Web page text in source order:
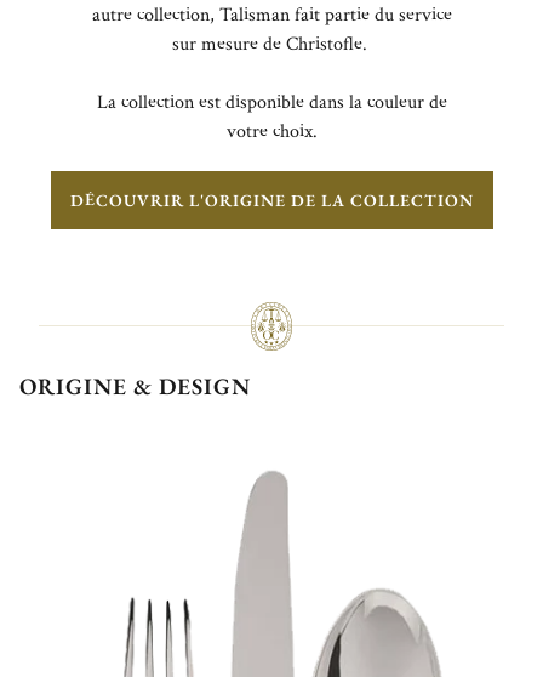
autre collection, Talisman fait partie du service
sur mesure de Christofle.
La collection est disponible dans la couleur de
votre choix.
DÉCOUVRIR L'ORIGINE DE LA COLLECTION
ORIGINE & DESIGN